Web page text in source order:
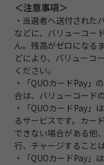
＜注意事項＞
・当選者へ送付された
などに、バリューコー
ん。残高がゼロになる
どにより、バリューコ
ください。
・「QUOカードPay」
合は、バリューコード
・「QUOカードPay」
るサービスです。カー
できない場合がある他
行、チャージすること
・「QUOカードPay」